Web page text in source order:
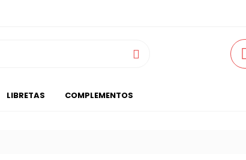

LIBRETAS COMPLEMENTOS